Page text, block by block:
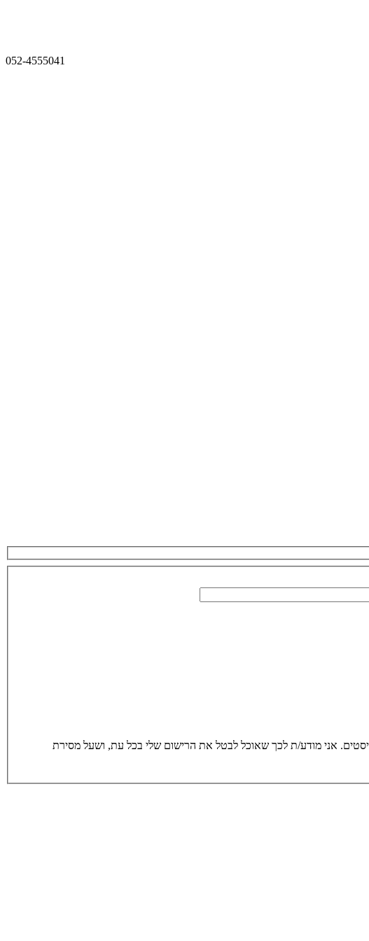
052-4555041
אני מאשר/ת את מסירת הפרטים מרצוני החופשי והשימוש בהם כדי ליצור איתי קשר, לרבות באמצעות דיוור ישיר, וכן לצרכים סטטיסטים. אני מודע/ת לכך שאוכל לבטל את הרישום שלי בכל עת, ושעל מסירת